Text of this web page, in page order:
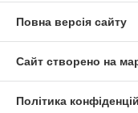
Повна версія сайту
Сайт створено на
Політика